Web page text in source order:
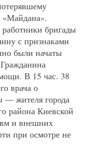
«Майдана».
бригады
с признаками
были начаты
В 15 час. 38
врача о
— жителя города
района Киевской
и внешних
при осмотре не